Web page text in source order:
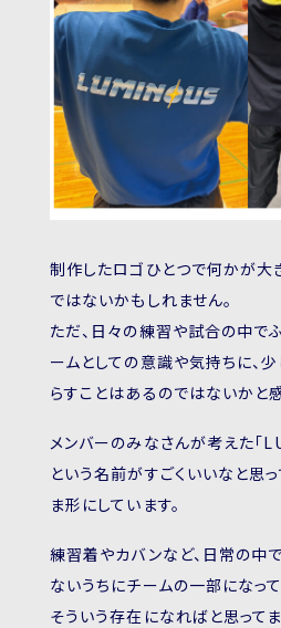
制作したロゴひとつで何かが大
ではないかもしれません。
ただ、日々の練習や試合の中で
ームとしての意識や気持ちに、
らすことはあるのではないかと
メンバーのみなさんが考えた「
という名前がすごくいいなと思
ま形にしています。
練習着やカバンなど、日常の中
ないうちにチームの一部になって
そういう存在になればと思ってま